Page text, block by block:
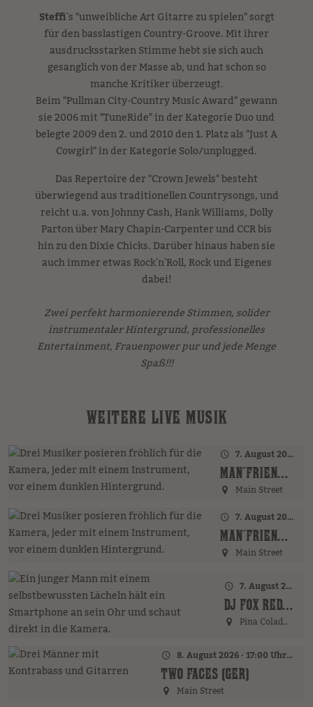
Steffi`s "unweibliche Art Gitarre zu spielen" sorgt
für den basslastigen Country-Groove. Mit ihrer
ausdrucksstarken Stimme hebt sie sich auch
gesanglich von der Masse ab, und hat schon so
manche Kritiker überzeugt.
Beim "Pullman City-Country Music Award" gewann
sie 2006 mit "TuneRide" in der Kategorie Duo und
belegte 2009 den 2. und 2010 den 1. Platz als "Just A
Cowgirl" in der Kategorie Solo/unplugged.
Das Repertoire der "Crown Jewels" besteht
überwiegend aus traditionellen Countrysongs, und
reicht u.a. von Johnny Cash, Hank Williams, Dolly
Parton über Mary Chapin-Carpenter und CCR bis
hin zu den Dixie Chicks. Darüber hinaus haben sie
auch immer etwas Rock`n`Roll, Rock und Eigenes
dabei!
Zwei perfekt harmonierende Stimmen, solider
instrumentaler Hintergrund, professionelles
Entertainment, Frauenpower pur und jede Menge
Spaß!!!
WEITERE LIVE MUSIK
7. August 2026 · 17:00 Uhr – 18:00 Uhr
MAN´FRIENDS ACOUSTIC BAND (GER)
Main Street
7. August 2026 · 20:00 Uhr
MAN´FRIENDS ACOUSTIC BAND (GER)
Main Street
7. August 2026 · 21:00 Uhr
DJ FOX REDFIELD (GER)
Pina Colada Bar
8. August 2026 · 17:00 Uhr – 18:00 Uhr
TWO FACES (GER)
Main Street